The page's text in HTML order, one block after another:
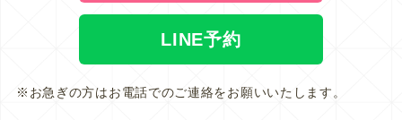
LINE予約
※お急ぎの方はお電話でのご連絡をお願いいたします。